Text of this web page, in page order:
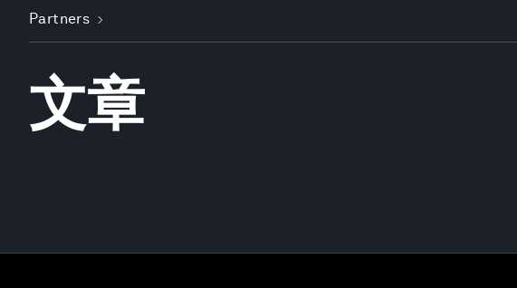
Partners
文章